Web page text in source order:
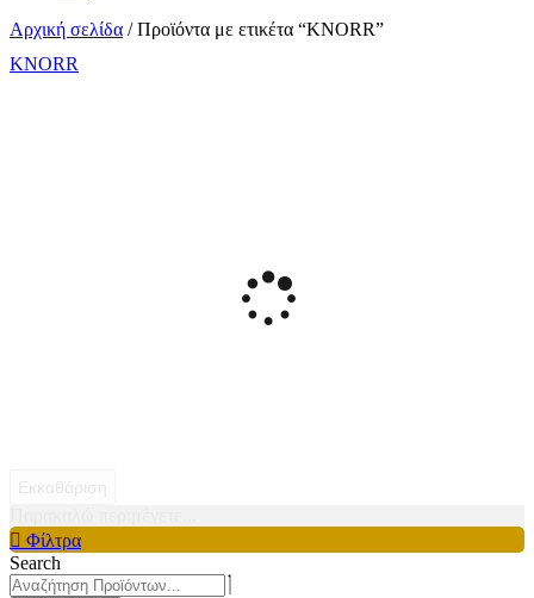
Αρχική σελίδα / Προϊόντα με ετικέτα “KNORR”
KNORR
Φίλτρα
Search